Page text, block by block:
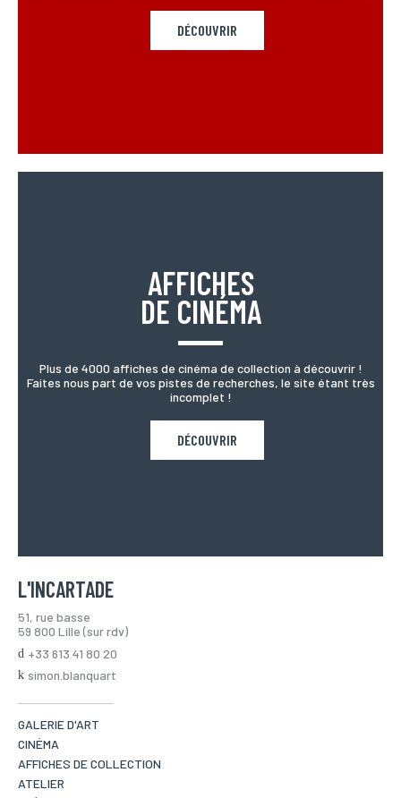
DÉCOUVRIR
AFFICHES
DE CINÉMA
Plus de 4000 affiches de cinéma de collection à découvrir !
Faites nous part de vos pistes de recherches, le site étant très
incomplet !
DÉCOUVRIR
L'INCARTADE
51, rue basse
59 800 Lille (sur rdv)
+33 613 41 80 20
simon.blanquart
GALERIE D'ART
CINÉMA
AFFICHES DE COLLECTION
ATELIER